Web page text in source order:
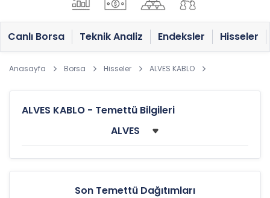
Canlı Borsa Teknik Analiz Endeksler Hisseler
Anasayfa Borsa Hisseler ALVES KABLO
ALVES KABLO - Temettü Bilgileri
Son Temettü Dağıtımları